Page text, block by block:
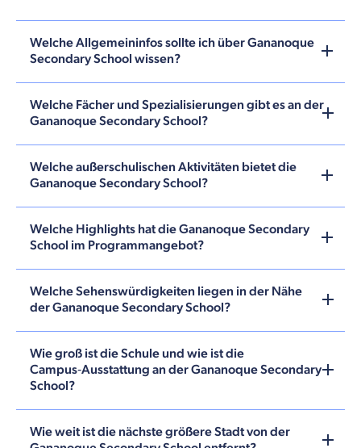
Welche Allgemeininfos sollte ich über Gananoque
Secondary School wissen?
Welche Fächer und Spezialisierungen gibt es an der
Gananoque Secondary School?
Welche außerschulischen Aktivitäten bietet die
Gananoque Secondary School?
Welche Highlights hat die Gananoque Secondary
School im Programmangebot?
Welche Sehenswürdigkeiten liegen in der Nähe
der Gananoque Secondary School?
Wie groß ist die Schule und wie ist die
Campus‑Ausstattung an der Gananoque Secondary
School?
Wie weit ist die nächste größere Stadt von der